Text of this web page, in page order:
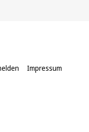
Impressum